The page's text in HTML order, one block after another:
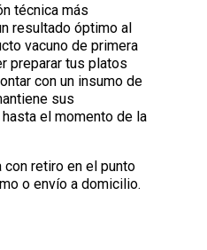
técnica más
resultado óptimo al
vacuno de primera
preparar tus platos
con un insumo de
sus
el momento de la
con retiro en el punto
o envío a domicilio.